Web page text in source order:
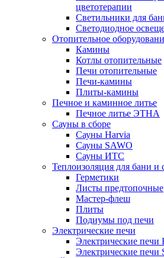
цветотерапии
Светильники для
Светодиодное
Отопительное
Камины
Котлы отопительные
Печи отопительные
Печи-камины
Плиты-камины
Печное и каминное литье
Печное литье ЭТНА
Сауны в сборе
Cауны Harvia
Сауны SAWO
Сауны ИТС
Теплоизоляция для бани и
Герметики
Листы предтопочные
Мастер-флеш
Плиты
Подиумы под печи
Электрические печи
Электрические печи
Электрические печи